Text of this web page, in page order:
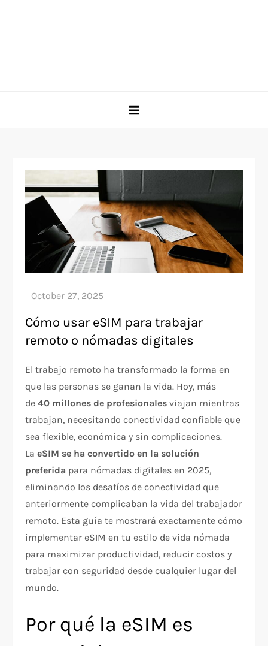
Cómo usar eSIM para trabajar
remoto o nómadas digitales
El trabajo remoto ha transformado la forma en
que las personas se ganan la vida. Hoy, más
de40 millones de profesionales viajan mientras
trabajan, necesitando conectividad confiable que
sea flexible, económica y sin complicaciones.
LaeSIM se ha convertido en la solución
preferida para nómadas digitales en 2025,
eliminando los desafíos de conectividad que
anteriormente complicaban la vida del trabajador
remoto. Esta guía te mostrará exactamente cómo
implementar eSIM en tu estilo de vida nómada
para maximizar productividad, reducir costos y
trabajar con seguridad desde cualquier lugar del
mundo.​
Por qué la eSIM es